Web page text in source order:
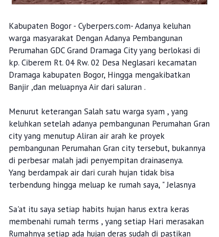
Kabupaten Bogor - Cyberpers.com- Adanya keluhan
warga masyarakat Dengan Adanya Pembangunan
Perumahan GDC Grand Dramaga City yang berlokasi di
kp. Ciberem Rt. 04 Rw. 02 Desa Neglasari kecamatan
Dramaga kabupaten Bogor, Hingga mengakibatkan
Banjir ,dan meluapnya Air dari saluran .
Menurut keterangan Salah satu warga syam , yang
keluhkan setelah adanya pembangunan Perumahan Gran
city yang menutup Aliran air arah ke proyek
pembangunan Perumahan Gran city tersebut, bukannya
di perbesar malah jadi penyempitan drainasenya.
Yang berdampak air dari curah hujan tidak bisa
terbendung hingga meluap ke rumah saya, " Jelasnya
Sa'at itu saya setiap habits hujan harus extra keras
membenahi rumah terms , yang setiap Hari merasakan
Rumahnya setiap ada hujan deras sudah di pastikan